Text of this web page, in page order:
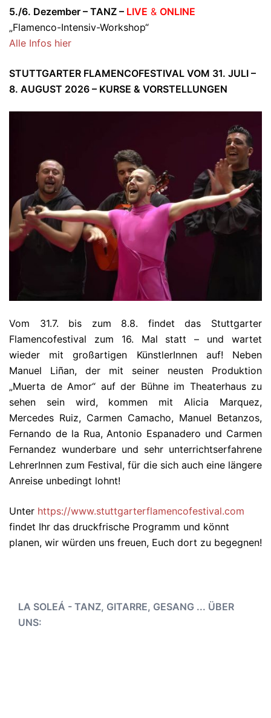
5./6. Dezember – TANZ – LIVE & ONLINE
„Flamenco-Intensiv-Workshop“
Alle Infos hier
STUTTGARTER FLAMENCOFESTIVAL VOM 31. JULI –
8. AUGUST 2026 – KURSE & VORSTELLUNGEN
Vom 31.7. bis zum 8.8. findet das Stuttgarter
Flamencofestival zum 16. Mal statt – und wartet
wieder mit großartigen KünstlerInnen auf! Neben
Manuel Liñan, der mit seiner neusten Produktion
„Muerta de Amor“ auf der Bühne im Theaterhaus zu
sehen sein wird, kommen mit Alicia Marquez,
Mercedes Ruiz, Carmen Camacho, Manuel Betanzos,
Fernando de la Rua, Antonio Espanadero und Carmen
Fernandez wunderbare und sehr unterrichtserfahrene
LehrerInnen zum Festival, für die sich auch eine längere
Anreise unbedingt lohnt!
Unter https://www.stuttgarterflamencofestival.com
findet Ihr das druckfrische Programm und könnt
planen, wir würden uns freuen, Euch dort zu begegnen!
LA SOLEÁ - TANZ, GITARRE, GESANG ... ÜBER
UNS: